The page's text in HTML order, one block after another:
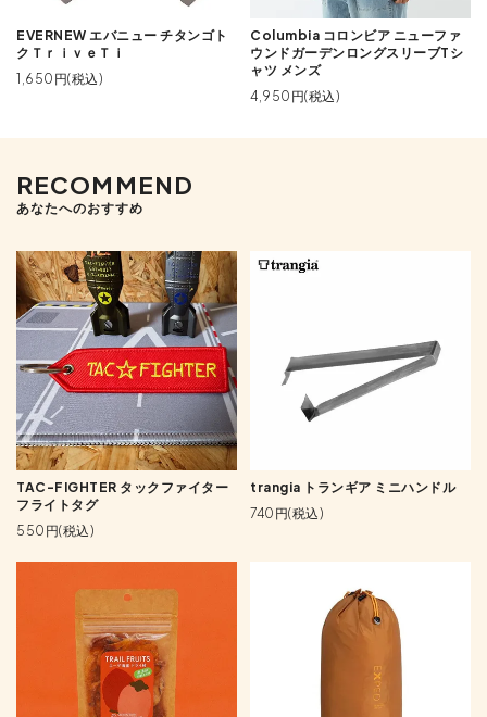
EVERNEW エバニュー チタンゴト
クＴｒｉｖｅＴｉ
1,650円(税込)
Columbia コロンビア ニューファ
ウンドガーデンロングスリーブTシ
ャツ メンズ
4,950円(税込)
RECOMMEND
あなたへのおすすめ
TAC-FIGHTER タックファイター
フライトタグ
550円(税込)
trangia トランギア ミニハンドル
740円(税込)